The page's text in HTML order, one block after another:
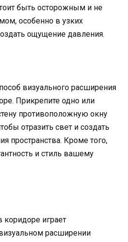
быть осторожным и не
особенно в узких
ощущение давления.
визуального расширения
Прикрепите одно или
противоположную окну
отразить свет и создать
пространства. Кроме того,
и стиль вашему
играет
расширении